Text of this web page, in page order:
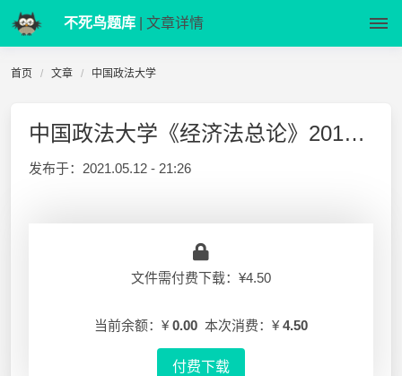
不死鸟题库 | 文章详情
首页 文章 中国政法大学
中国政法大学《经济法总论》2015年1月经济法总论试题
发布于： 2021.05.12 - 21:26
文件需付费下载：¥4.50
当前余额：¥ 0.00 本次消费：¥ 4.50
付费下载